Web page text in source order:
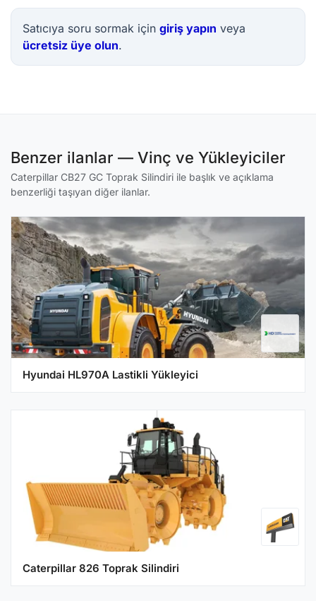
Satıcıya soru sormak için giriş yapın veya
ücretsiz üye olun.
Benzer ilanlar — Vinç ve Yükleyiciler
Caterpillar CB27 GC Toprak Silindiri ile başlık ve açıklama
benzerliği taşıyan diğer ilanlar.
Hyundai HL970A Lastikli Yükleyici
Caterpillar 826 Toprak Silindiri